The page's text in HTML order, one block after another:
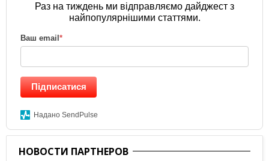
Раз на тиждень ми відправляємо дайджест з
найпопулярнішими статтями.
Ваш email *
Підписатися
Надано SendPulse
НОВОСТИ ПАРТНЕРОВ